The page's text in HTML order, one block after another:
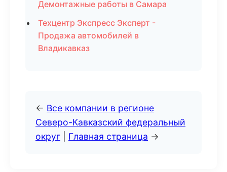
Демонтажные работы в Самара
Техцентр Экспресс Эксперт -
Продажа автомобилей в
Владикавказ
← Все компании в регионе
Северо-Кавказский федеральный
округ
Главная страница →